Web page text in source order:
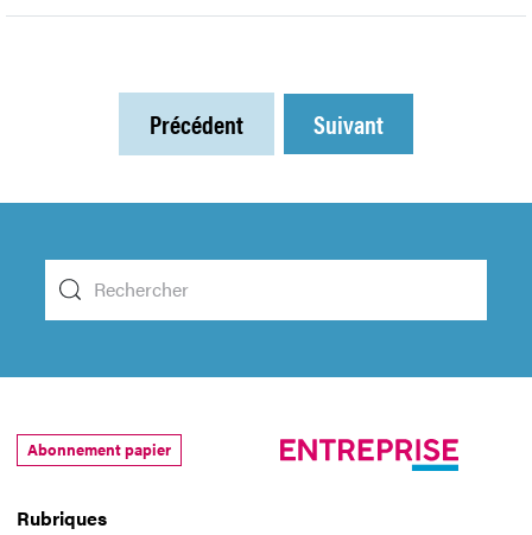
Précédent Suivant
Rubriques
Abonnement papier